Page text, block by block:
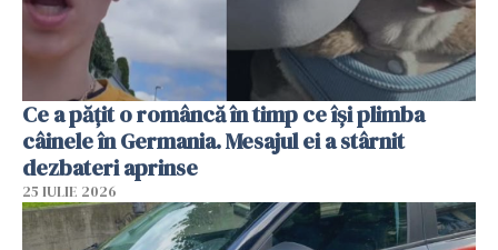
Ce a pățit o româncă în timp ce își plimba
câinele în Germania. Mesajul ei a stârnit
dezbateri aprinse
25 IULIE 2026